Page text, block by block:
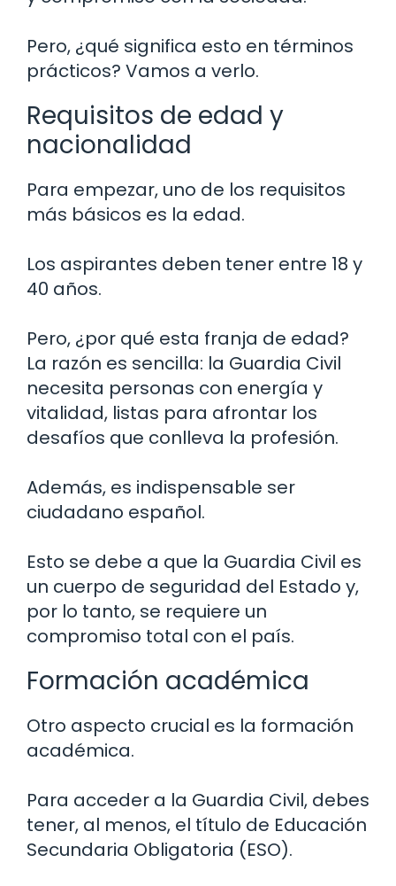
Pero, ¿qué significa esto en términos
prácticos? Vamos a verlo.
Requisitos de edad y
nacionalidad
Para empezar, uno de los requisitos
más básicos es la edad.
Los aspirantes deben tener entre 18 y
40 años.
Pero, ¿por qué esta franja de edad?
La razón es sencilla: la Guardia Civil
necesita personas con energía y
vitalidad, listas para afrontar los
desafíos que conlleva la profesión.
Además, es indispensable ser
ciudadano español.
Esto se debe a que la Guardia Civil es
un cuerpo de seguridad del Estado y,
por lo tanto, se requiere un
compromiso total con el país.
Formación académica
Otro aspecto crucial es la formación
académica.
Para acceder a la Guardia Civil, debes
tener, al menos, el título de Educación
Secundaria Obligatoria (ESO).